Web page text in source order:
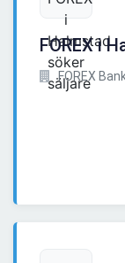
FOREX i
FOREX